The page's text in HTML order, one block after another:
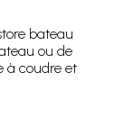
bateau
ou de
à coudre et